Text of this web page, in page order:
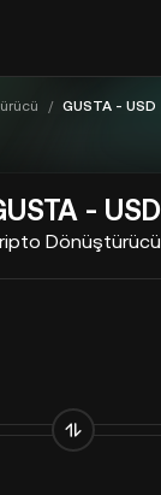
/ GUSTA - USD
- USD
Dönüştürücü